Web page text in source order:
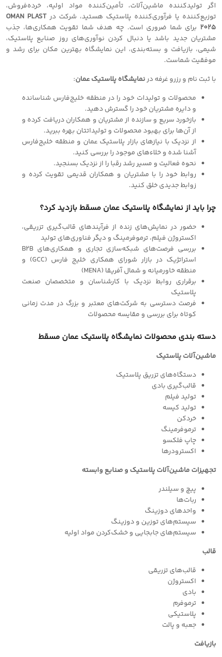
اگر تولیدکننده ماشین‌آلات، تأمین‌کننده مواد اولیه، خرده‌فروش،
توزیع‌کننده یا فرآوری‌کننده پلاستیک هستید، شرکت در OMAN PLAST
2025 برای شما ضروری است. چه هدف شما تقویت همکاری‌ها، جذب
مشتریان جدید باشد یا دنبال کردن نوآوری‌های روز صنایع پلاستیک،
شیمی، بازیافت و بسته‌بندی، این نمایشگاه بهترین مکان برای رشد و
موفقیت شماست.
با ثبت نام و رزرو غرفه درنمایشگاه پلاستیک عمان:
محصولات و تولیدات خود را در منطقه خلیج‌فارس شناسانده
و دایره مشتریان خود را گسترش دهید.
بازخورد سریع و سازنده از مشتریان و همکاران دریافت کرده و
از آن‌ها برای بهبود محصولات و تولیداتتان بهره ببرید.
از نزدیک با نیازهای بازار پلاستیک عمان و منطقه خلیج‌فارس
آشنا شده و خلاءهای موجود را بررسی کنید.
نحوه فعالیت و مسیر رشد رقبا را از نزدیک بسنجید.
روابط خود را با مشتریان و همکاران قدیمی تقویت کرده و
زوابط جدیدی خلق کنید.
چرا باید از نمایشگاه پلاستیک عمان مسقط بازدید کرد؟
حضور در نمایش‌های زنده از فرآیندهای قالب‌گیری تزریقی،
اکستروژن فیلم، ترموفرمینگ و دیگر فناوری‌های تولید
بررسی فرصت‌های شبکه‌سازی تجاری و همکاری‌های B2B
استراتژیک در بازار شورای همکاری خلیج فارس (GCC) و
منطقه خاورمیانه و شمال آفریقا (MENA)
برقراری روابط نزدیک با کارشناسان و متخصصان صنعت
پلاستیک
فرصت دسترسی به شرکت‌های معتبر و بزرگ در مدت زمانی
کوتاه برای بررسی و مقایسه محصولات
دسته بندی محصولات نمایشگاه پلاستیک عمان مسقط
ماشین‌آلات پلاستیک
دستگاه‌های تزریق پلاستیک
قالب‌گیری بادی
تولید فیلم
تولید کیسه
خردکن
ترموفرمینگ
چاپ فلکسو
اکسترودرها
تجهیزات ماشین‌آلات پلاستیک و صنایع وابسته
پیچ و سیلندر
ربات‌ها
واحدهای دوزینگ
سیستم‌های توزین و دوزینگ
سیستم‌های جابجایی و خشک‌کردن مواد اولیه
قالب
قالب‌های تزریقی
اکستروژن
بادی
ترموفرم
پلاستیکی
جعبه و پالت
بازیافت